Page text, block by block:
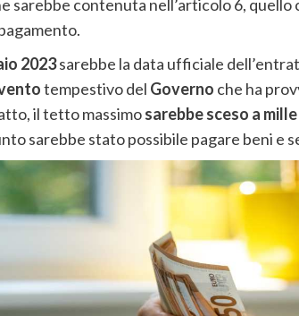
sarebbe contenuta nell’articolo 6,
2023sarebbe la data ufficiale
tempestivo del Governo che ha
il tetto massimosarebbe sceso a mille
sarebbe stato possibile pagare beni e